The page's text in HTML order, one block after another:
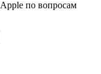
по вопросам